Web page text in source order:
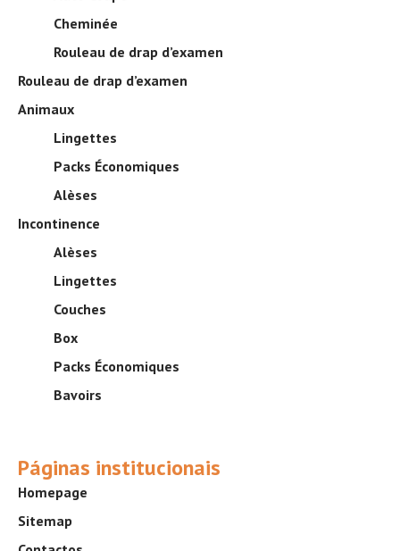
Cheminée
Rouleau de drap d’examen
Rouleau de drap d’examen
Animaux
Lingettes
Packs Économiques
Alèses
Incontinence
Alèses
Lingettes
Couches
Box
Packs Économiques
Bavoirs
Páginas institucionais
Homepage
Sitemap